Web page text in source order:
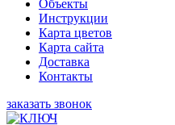
Объекты
Инструкции
Карта цветов
Карта сайта
Доставка
Контакты
заказать звонок